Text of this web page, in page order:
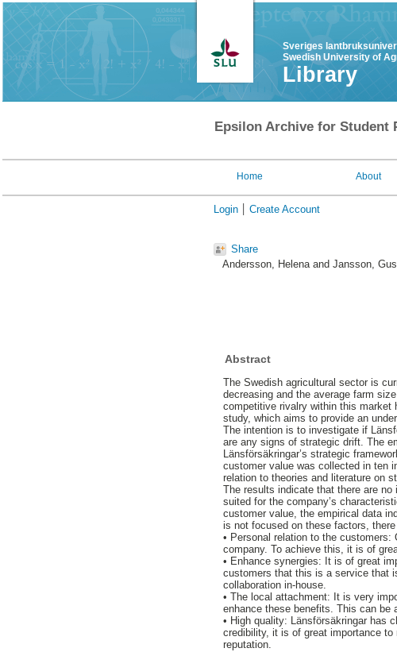
Sveriges
Swedish University of
Library
Epsilon Archive for Student
Home About
Login Create Account
Share
Andersson, Helenaand Jansson,
Abstract
The Swedish agricultural sector is
decreasing and the average farm
competitive rivalry within this market
study, which aims to provide an
The intention is to investigate if
are any signs of strategic drift. The
Länsförsäkringar’s strategic
customer value was collected in ten
relation to theories and literature on
The results indicate that there are
suited for the company’s
customer value, the empirical data
is not focused on these factors,
• Personal relation to the
company. To achieve this, it is of
• Enhance synergies: It is of great
customers that this is a service that
collaboration in-house.
• The local attachment: It is very
enhance these benefits. This can be
• High quality: Länsförsäkringar has
credibility, it is of great importance
reputation.